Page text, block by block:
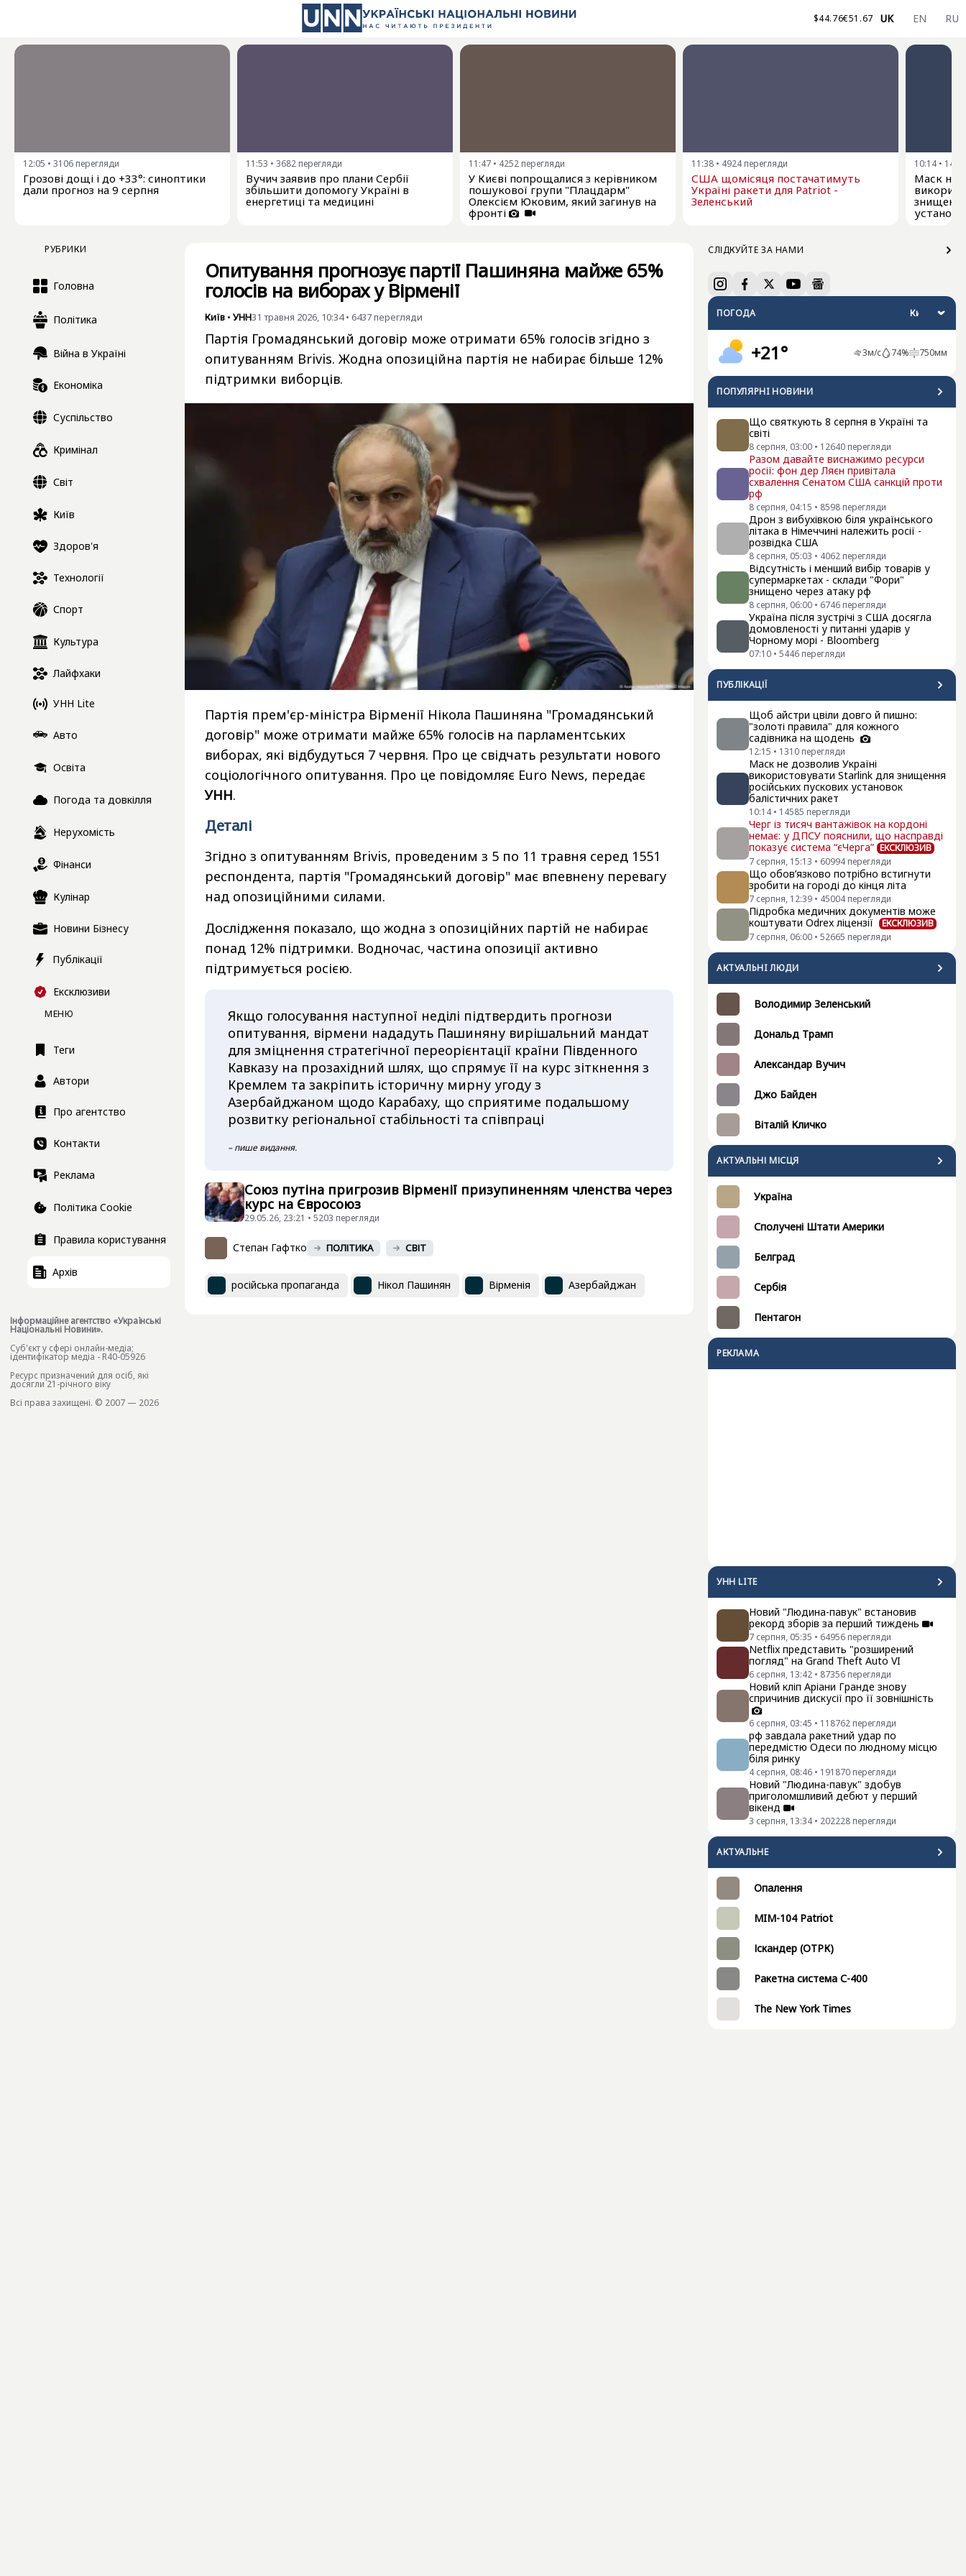
$44.76€51.67 UK EN RU
12:05 • 3106 перегляди
Грозові дощі і до +33°: синоптики
дали прогноз на 9 серпня
11:53 • 3682 перегляди
Вучич заявив про плани Сербії
збільшити допомогу Україні в
енергетиці та медицині
11:47 • 4252 перегляди
У Києві попрощалися з керівником
пошукової групи "Плацдарм"
Олексієм Юковим, який загинув на
фронті
11:38 • 4924 перегляди
США щомісяця постачатимуть
Україні ракети для Patriot -
Зеленський
10:14 •
Маск не
РУБРИКИ
Головна
Політика
Війна в Україні
Економіка
Суспільство
Кримінал
Світ
Київ
Здоров'я
Технології
Спорт
Культура
Лайфхаки
УНН Lite
Авто
Освіта
Погода та довкілля
Нерухомість
Фінанси
Кулінар
Новини Бізнесу
Публікації
Ексклюзиви
МЕНЮ
Теги
Автори
Про агентство
Контакти
Реклама
Політика Cookie
Правила користування
Архів
Інформаційне агентство «Українські
Національні Новини».
Cуб'єкт у сфері онлайн-медіа;
ідентифікатор медіа - R40-05926
Ресурс призначений для осіб, які
досягли 21-річного віку
Всі права захищені. © 2007 — 2026
СЛІДКУЙТЕ ЗА НАМИ
ПОГОДА
+21° 3м/с 74% 750мм
ПОПУЛЯРНI НОВИНИ
Що святкують 8 серпня в Україні та
світі
8 серпня, 03:00 • 12640 перегляди
Разом давайте виснажимо ресурси
росії: фон дер Ляєн привітала
схвалення Сенатом США санкцій проти
рф
8 серпня, 04:15 • 8598 перегляди
Дрон з вибухівкою біля українського
літака в Німеччині належить росії -
розвідка США
8 серпня, 05:03 • 4062 перегляди
Відсутність і менший вибір товарів у
супермаркетах - склади "Фори"
знищено через атаку рф
8 серпня, 06:00 • 6746 перегляди
Україна після зустрічі з США досягла
домовленості у питанні ударів у
Чорному морі - Bloomberg
07:10 • 5446 перегляди
ПУБЛІКАЦІЇ
Щоб айстри цвіли довго й пишно:
"золоті правила" для кожного
садівника на щодень
12:15 • 1310 перегляди
Маск не дозволив Україні
використовувати Starlink для знищення
російських пускових установок
балістичних ракет
10:14 • 14585 перегляди
Черг із тисяч вантажівок на кордоні
немає: у ДПСУ пояснили, що насправді
показує система “єЧерга” ЕКСКЛЮЗИВ
7 серпня, 15:13 • 60994 перегляди
Що обов’язково потрібно встигнути
зробити на городі до кінця літа
7 серпня, 12:39 • 45004 перегляди
Підробка медичних документів може
коштувати Odrex ліцензії
ЕКСКЛЮЗИВ
7 серпня, 06:00 • 52665 перегляди
АКТУАЛЬНI ЛЮДИ
Володимир Зеленський
Дональд Трамп
Александар Вучич
Джо Байден
Віталій Кличко
АКТУАЛЬНІ МІСЦЯ
Україна
Сполучені Штати Америки
Белград
Сербія
Пентагон
РЕКЛАМА
УНН LITE
Новий "Людина-павук" встановив
рекорд зборів за перший тиждень
7 серпня, 05:35 • 64956 перегляди
Netflix представить "розширений
погляд" на Grand Theft Auto VI
6 серпня, 13:42 • 87356 перегляди
Новий кліп Аріани Гранде знову
спричинив дискусії про її зовнішність
6 серпня, 03:45 • 118762 перегляди
рф завдала ракетний удар по
передмістю Одеси по людному місцю
біля ринку
4 серпня, 08:46 • 191870 перегляди
Новий "Людина-павук" здобув
приголомшливий дебют у перший
вікенд
3 серпня, 13:34 • 202228 перегляди
АКТУАЛЬНЕ
Опалення
MIM-104 Patriot
Іскандер (ОТРК)
Ракетна система С-400
The New York Times
Опитування прогнозує партії Пашиняна майже 65%
голосів на виборах у Вірменії
Київ • УНН31 травня 2026, 10:34• 6437перегляди
Партія Громадянський договір може отримати 65% голосів згідно з
опитуванням Brivis. Жодна опозиційна партія не набирає більше 12%
підтримки виборців.
Партія прем'єр-міністра Вірменії Нікола Пашиняна "Громадянський
договір" може отримати майже 65% голосів на парламентських
виборах, які відбудуться 7 червня. Про це свідчать результати нового
соціологічного опитування. Про це повідомляє Euro News, передає
УНН.
Деталі
Згідно з опитуванням Brivis, проведеним з 5 по 11 травня серед 1551
респондента, партія "Громадянський договір" має впевнену перевагу
над опозиційними силами.
Дослідження показало, що жодна з опозиційних партій не набирає
понад 12% підтримки. Водночас, частина опозиції активно
підтримується росією.
Якщо голосування наступної неділі підтвердить прогнози
опитування, вірмени нададуть Пашиняну вирішальний мандат
для зміцнення стратегічної переорієнтації країни Південного
Кавказу на прозахідний шлях, що спрямує її на курс зіткнення з
Кремлем та закріпить історичну мирну угоду з
Азербайджаном щодо Карабаху, що сприятиме подальшому
розвитку регіональної стабільності та співпраці
– пише видання.
Союз путіна пригрозив Вірменії призупиненням членства через
курс на Євросоюз
29.05.26, 23:21 • 5203 перегляди
Степан Гафтко ПОЛІТИКА СВІТ
російська пропаганда Нікол Пашинян Вірменія Азербайджан